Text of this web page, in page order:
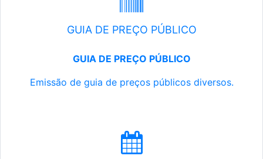
GUIA DE PREÇO PÚBLICO
GUIA DE PREÇO PÚBLICO
Emissão de guia de preços públicos diversos.